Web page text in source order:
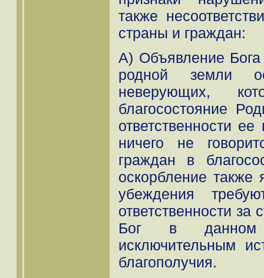
также
страны и граждан:
А) Объявление Бога
родной земли
неверующих,
благосостояние
ответственности
ничего не
граждан в
оскорбление также
убеждения
ответственности
Бог в данном
исключительным
благополучия.